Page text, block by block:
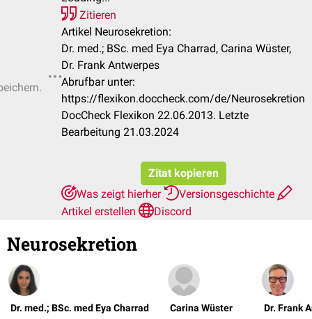
Zitieren
Artikel Neurosekretion:
Dr. med.; BSc. med Eya Charrad, Carina Wüster,
Dr. Frank Antwerpes
Abrufbar unter:
https://flexikon.doccheck.com/de/Neurosekretion
DocCheck Flexikon 22.06.2013. Letzte
Bearbeitung 21.03.2024
Zitat kopieren
Was zeigt hierher
Versionsgeschichte
Artikel erstellen
Discord
Neurosekretion
Dr. med.; BSc. med Eya Charrad Carina Wüster Dr. Frank